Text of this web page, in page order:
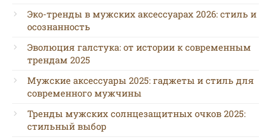
Эко-тренды в мужских аксессуарах 2026: стиль и
осознанность
Эволюция галстука: от истории к современным
трендам 2025
Мужские аксессуары 2025: гаджеты и стиль для
современного мужчины
Тренды мужских солнцезащитных очков 2025:
стильный выбор